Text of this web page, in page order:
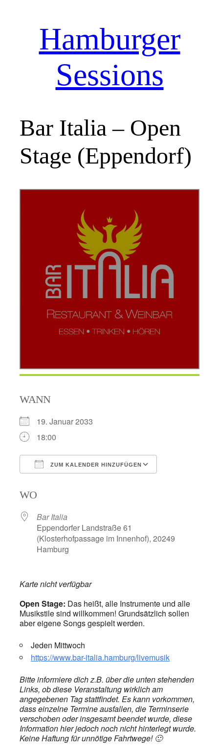
Hamburger
Sessions
Bar Italia – Open
Stage (Eppendorf)
WANN
19. Januar 2033
18:00
ZUM KALENDER HINZUFÜGEN
WO
Bar Italia
Eppendorfer Landstraße 61
(Klosterhofpassage im Innenhof), 20249
Hamburg
Karte nicht verfügbar
Open Stage: Das heißt, alle Instrumente und alle
Musikstile sind willkommen! Grundsätzlich sollen
aber eigene Songs gespielt werden.
Jeden Mittwoch
https://www.bar-italia.hamburg/livemusik
Bitte informiere dich z.B. über die unten stehenden
Links, ob diese Veranstaltung wirklich am
angegebenen Tag stattfindet. Es kann vorkommen,
dass einzelne Termine ausfallen, die Terminserie
verschoben oder insgesamt beendet wurde, diese
Information hier jedoch noch nicht hinterlegt wurde.
Keine Haftung für unnötige Fahrtwege! 🙂